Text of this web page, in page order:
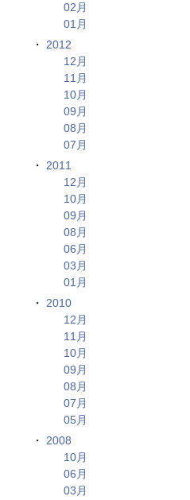
02月
01月
2012
12月
11月
10月
09月
08月
07月
2011
12月
10月
09月
08月
06月
03月
01月
2010
12月
11月
10月
09月
08月
07月
05月
2008
10月
06月
03月